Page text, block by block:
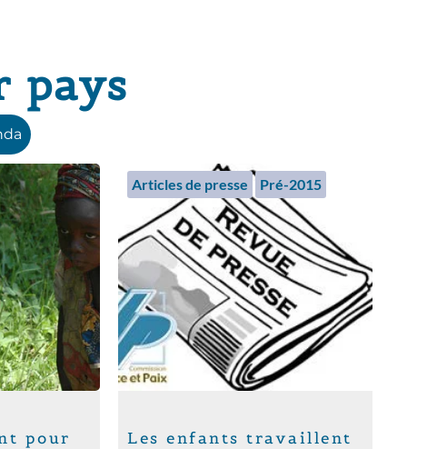
pays
pour
Articles de presse Pré-2015
Les enfants travaillent